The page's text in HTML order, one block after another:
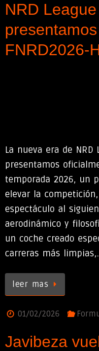
NRD
FNRD2026-
La nueva era de NRD
presentamos
temporada 2026, un
elevar la
espectáculo al
aerodinámico y
un coche creado
carreras más
leer mas
01/02/2026
Javibeza